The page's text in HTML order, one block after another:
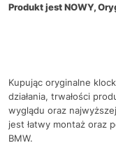
Produkt jest NOWY,
Kupując oryginalne
działania, trwałości
wyglądu oraz
jest łatwy montaż oraz
BMW.